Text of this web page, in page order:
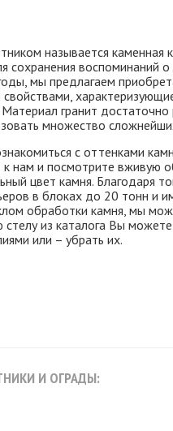
называется каменная
сохранения
мы предлагаем
гранит
множество
с оттенками
нам и посмотрите вживую
цвет камня. Благодаря
в блоках до 20 тонн и
обработки камня, мы
из каталога Вы
или – убрать их.
И ОГРАДЫ: